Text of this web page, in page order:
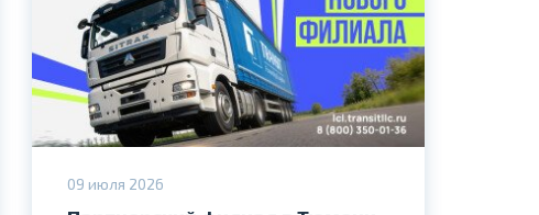
09 июля 2026